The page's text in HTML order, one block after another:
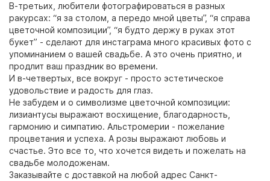
В-третьих, любители фотографироваться в разных
ракурсах: “я за столом, а передо мной цветы”, “я справа
цветочной композиции”, “я будто держу в руках этот
букет” - сделают для инстаграма много красивых фото с
упоминанием о вашей свадьбе. А это очень приятно, и
продлит ваш праздник во времени.
И в-четвертых, все вокруг - просто эстетическое
удовольствие и радость для глаз.
Не забудем и о символизме цветочной композиции:
лизиантусы выражают восхищение, благодарность,
гармонию и симпатию. Альстромерии - пожелание
процветания и успеха. А розы выражают любовь и
счастье. Это все то, что хочется видеть и пожелать на
свадьбе молодоженам.
Заказывайте с доставкой на любой адрес Санкт-